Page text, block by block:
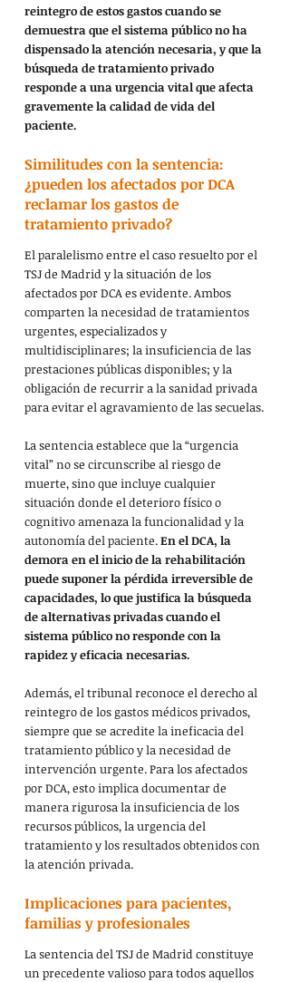
reintegro de estos gastos cuando se
demuestra que el sistema público no ha
dispensado la atención necesaria, y que la
búsqueda de tratamiento privado
responde a una urgencia vital que afecta
gravemente la calidad de vida del
paciente.
Similitudes con la sentencia:
¿pueden los afectados por DCA
reclamar los gastos de
tratamiento privado?
El paralelismo entre el caso resuelto por el
TSJ de Madrid y la situación de los
afectados por DCA es evidente. Ambos
comparten la necesidad de tratamientos
urgentes, especializados y
multidisciplinares; la insuficiencia de las
prestaciones públicas disponibles; y la
obligación de recurrir a la sanidad privada
para evitar el agravamiento de las secuelas.
La sentencia establece que la “urgencia
vital” no se circunscribe al riesgo de
muerte, sino que incluye cualquier
situación donde el deterioro físico o
cognitivo amenaza la funcionalidad y la
autonomía del paciente. En el DCA, la
demora en el inicio de la rehabilitación
puede suponer la pérdida irreversible de
capacidades, lo que justifica la búsqueda
de alternativas privadas cuando el
sistema público no responde con la
rapidez y eficacia necesarias.
Además, el tribunal reconoce el derecho al
reintegro de los gastos médicos privados,
siempre que se acredite la ineficacia del
tratamiento público y la necesidad de
intervención urgente. Para los afectados
por DCA, esto implica documentar de
manera rigurosa la insuficiencia de los
recursos públicos, la urgencia del
tratamiento y los resultados obtenidos con
la atención privada.
Implicaciones para pacientes,
familias y profesionales
La sentencia del TSJ de Madrid constituye
un precedente valioso para todos aquellos